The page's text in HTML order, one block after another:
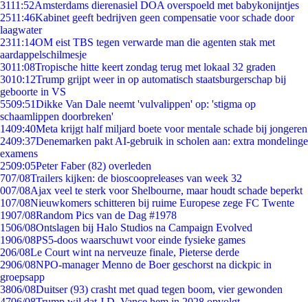
3111:52Amsterdams dierenasiel DOA overspoeld met babykonijntjes
2511:46Kabinet geeft bedrijven geen compensatie voor schade door
laagwater
2311:14OM eist TBS tegen verwarde man die agenten stak met
aardappelschilmesje
3011:08Tropische hitte keert zondag terug met lokaal 32 graden
3010:12Trump grijpt weer in op automatisch staatsburgerschap bij
geboorte in VS
5509:51Dikke Van Dale neemt 'vulvalippen' op: 'stigma op
schaamlippen doorbreken'
1409:40Meta krijgt half miljard boete voor mentale schade bij jongeren
2409:37Denemarken pakt AI-gebruik in scholen aan: extra mondelinge
examens
2509:05Peter Faber (82) overleden
707/08Trailers kijken: de bioscoopreleases van week 32
007/08Ajax veel te sterk voor Shelbourne, maar houdt schade beperkt
107/08Nieuwkomers schitteren bij ruime Europese zege FC Twente
1907/08Random Pics van de Dag #1978
1506/08Ontslagen bij Halo Studios na Campaign Evolved
1906/08PS5-doos waarschuwt voor einde fysieke games
206/08Le Court wint na nerveuze finale, Pieterse derde
2906/08NPO-manager Menno de Boer geschorst na dickpic in
groepsapp
3806/08Duitser (93) crasht met quad tegen boom, vier gewonden